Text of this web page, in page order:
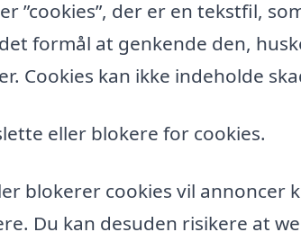
”cookies”, der er en tekstfil,
formål at genkende den,
Cookies kan ikke indeholde
eller blokere for cookies.
blokerer cookies vil
Du kan desuden risikere at